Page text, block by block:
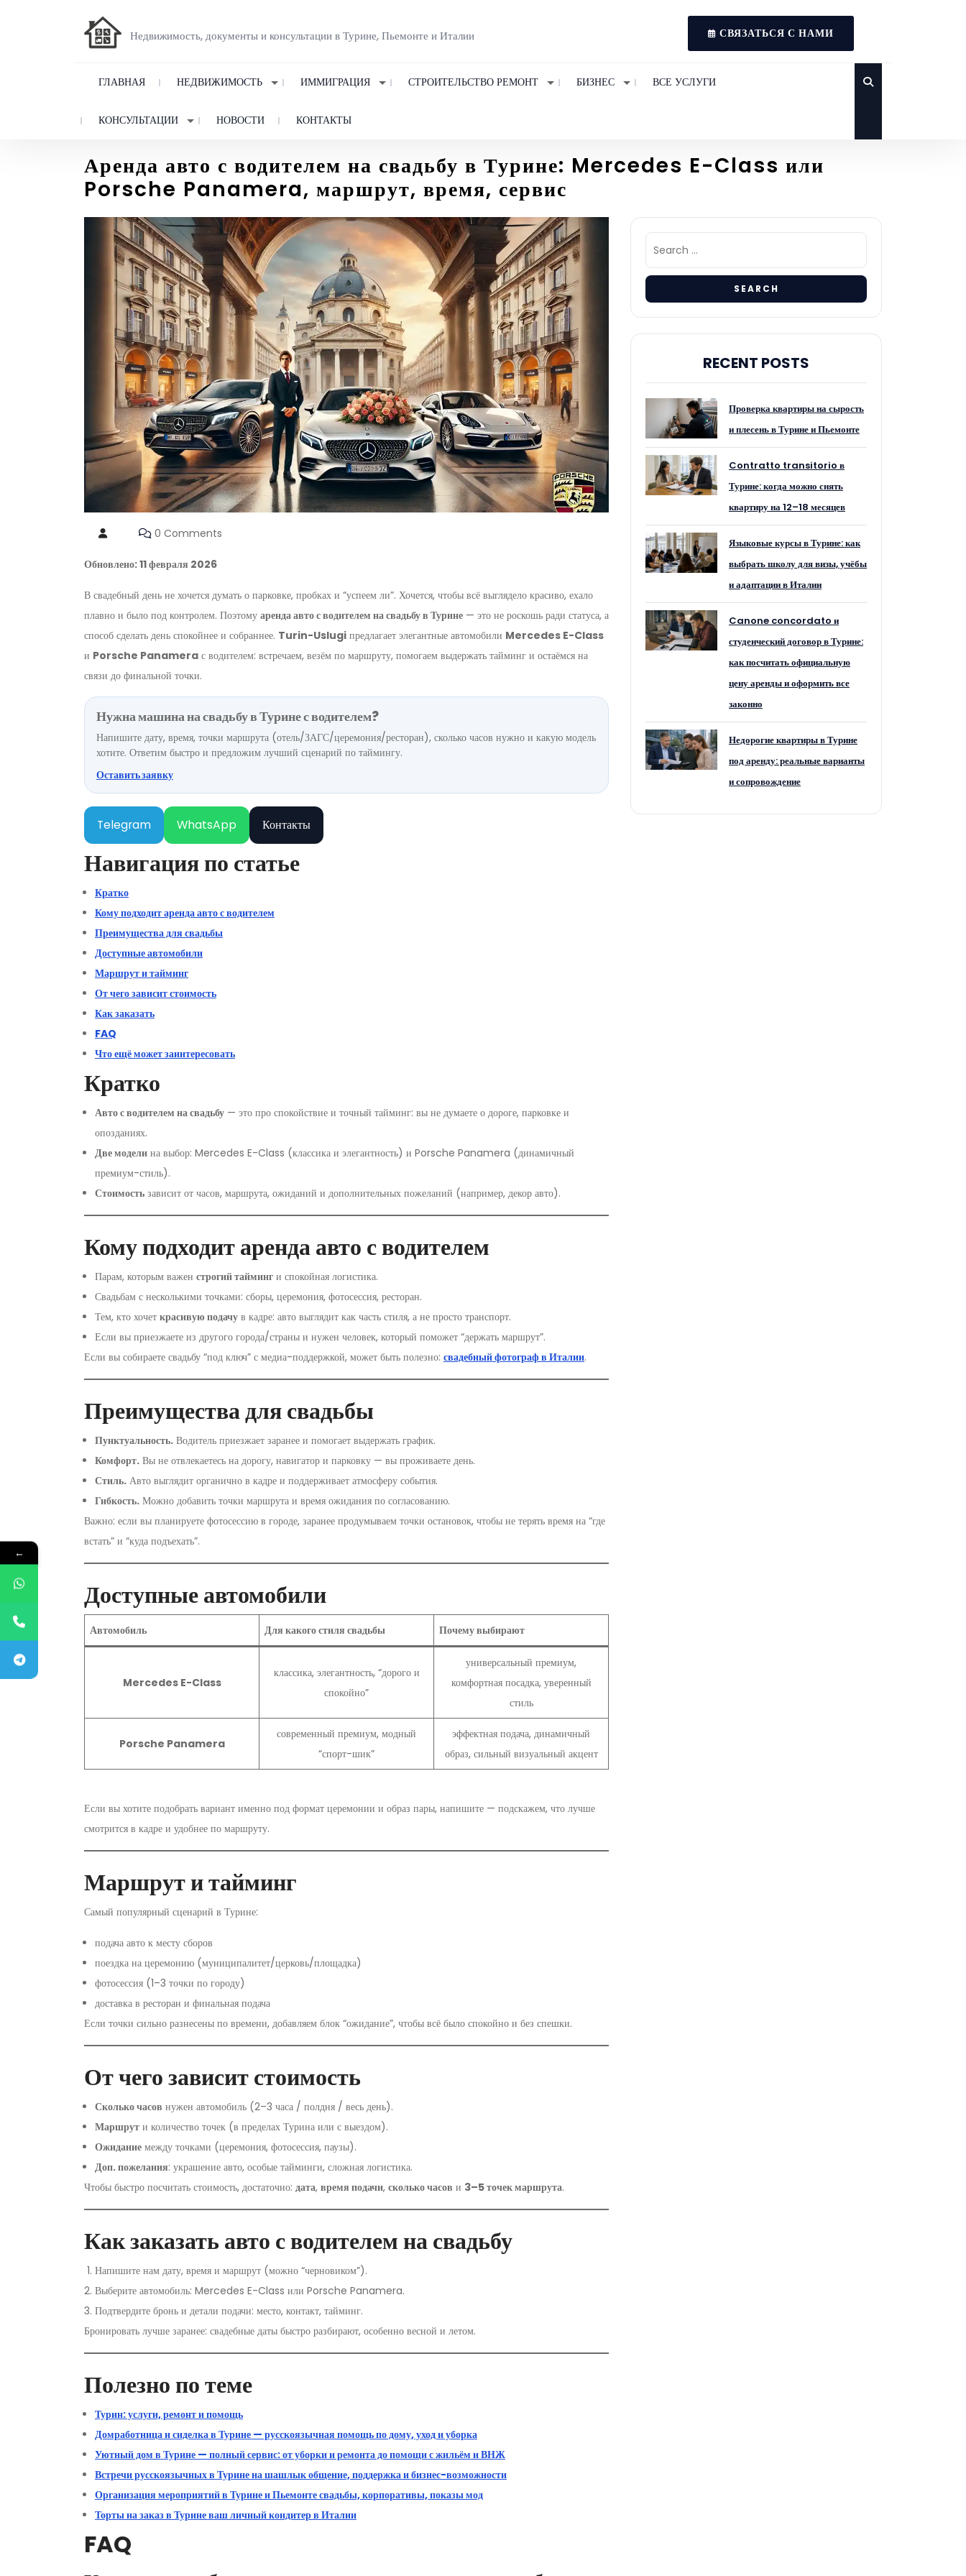
Недвижимость, документы и консультации в Турине, Пьемонте и Италии СВЯЗАТЬСЯ С НАМИ
ГЛАВНАЯ НЕДВИЖИМОСТЬ ИММИГРАЦИЯ СТРОИТЕЛЬСТВО РЕМОНТ БИЗНЕС ВСЕ УСЛУГИ
КОНСУЛЬТАЦИИ НОВОСТИ КОНТАКТЫ
Аренда авто с водителем на свадьбу в Турине: Mercedes E-Class или
Porsche Panamera, маршрут, время, сервис
0 Comments
Обновлено: 11 февраля 2026
В свадебный день не хочется думать о парковке, пробках и “успеем ли”. Хочется, чтобы всё выглядело красиво, ехало
плавно и было под контролем. Поэтому аренда авто с водителем на свадьбу в Турине — это не роскошь ради статуса, а
способ сделать день спокойнее и собраннее. Turin-Uslugi предлагает элегантные автомобили Mercedes E-Class
и Porsche Panamera с водителем: встречаем, везём по маршруту, помогаем выдержать тайминг и остаёмся на
связи до финальной точки.
Нужна машина на свадьбу в Турине с водителем?
Напишите дату, время, точки маршрута (отель/ЗАГС/церемония/ресторан), сколько часов нужно и какую модель
хотите. Ответим быстро и предложим лучший сценарий по таймингу.
Оставить заявку
Telegram WhatsApp Контакты
Навигация по статье
Кратко
Кому подходит аренда авто с водителем
Преимущества для свадьбы
Доступные автомобили
Маршрут и тайминг
От чего зависит стоимость
Как заказать
FAQ
Что ещё может заинтересовать
Кратко
Авто с водителем на свадьбу — это про спокойствие и точный тайминг: вы не думаете о дороге, парковке и
опозданиях.
Две модели на выбор: Mercedes E-Class (классика и элегантность) и Porsche Panamera (динамичный
премиум-стиль).
Стоимость зависит от часов, маршрута, ожиданий и дополнительных пожеланий (например, декор авто).
Кому подходит аренда авто с водителем
Парам, которым важен строгий тайминг и спокойная логистика.
Свадьбам с несколькими точками: сборы, церемония, фотосессия, ресторан.
Тем, кто хочет красивую подачу в кадре: авто выглядит как часть стиля, а не просто транспорт.
Если вы приезжаете из другого города/страны и нужен человек, который поможет “держать маршрут”.
Если вы собираете свадьбу “под ключ” с медиа-поддержкой, может быть полезно: свадебный фотограф в Италии.
Преимущества для свадьбы
Пунктуальность. Водитель приезжает заранее и помогает выдержать график.
Комфорт. Вы не отвлекаетесь на дорогу, навигатор и парковку — вы проживаете день.
Стиль. Авто выглядит органично в кадре и поддерживает атмосферу события.
Гибкость. Можно добавить точки маршрута и время ожидания по согласованию.
Важно: если вы планируете фотосессию в городе, заранее продумываем точки остановок, чтобы не терять время на “где
встать” и “куда подъехать”.
Доступные автомобили
Автомобиль Для какого стиля свадьбы Почему выбирают
Mercedes E-Class
классика, элегантность, “дорого и
спокойно”
универсальный премиум,
комфортная посадка, уверенный
стиль
Porsche Panamera
современный премиум, модный
“спорт-шик”
эффектная подача, динамичный
образ, сильный визуальный акцент
Если вы хотите подобрать вариант именно под формат церемонии и образ пары, напишите — подскажем, что лучше
смотрится в кадре и удобнее по маршруту.
Маршрут и тайминг
Самый популярный сценарий в Турине:
подача авто к месту сборов
поездка на церемонию (муниципалитет/церковь/площадка)
фотосессия (1–3 точки по городу)
доставка в ресторан и финальная подача
Если точки сильно разнесены по времени, добавляем блок “ожидание”, чтобы всё было спокойно и без спешки.
От чего зависит стоимость
Сколько часов нужен автомобиль (2–3 часа / полдня / весь день).
Маршрут и количество точек (в пределах Турина или с выездом).
Ожидание между точками (церемония, фотосессия, паузы).
Доп. пожелания: украшение авто, особые тайминги, сложная логистика.
Чтобы быстро посчитать стоимость, достаточно: дата, время подачи, сколько часов и 3–5 точек маршрута.
Как заказать авто с водителем на свадьбу
Напишите нам дату, время и маршрут (можно “черновиком”).
Выберите автомобиль: Mercedes E-Class или Porsche Panamera.
Подтвердите бронь и детали подачи: место, контакт, тайминг.
Бронировать лучше заранее: свадебные даты быстро разбирают, особенно весной и летом.
Полезно по теме
Турин: услуги, ремонт и помощь
Домработница и сиделка в Турине — русскоязычная помощь по дому, уход и уборка
Уютный дом в Турине — полный сервис: от уборки и ремонта до помощи с жильём и ВНЖ
Встречи русскоязычных в Турине на шашлык общение, поддержка и бизнес-возможности
Организация мероприятий в Турине и Пьемонте свадьбы, корпоративы, показы мод
Торты на заказ в Турине ваш личный кондитер в Италии
FAQ
RECENT POSTS
Проверка квартиры на сырость
и плесень в Турине и Пьемонте
Contratto transitorio в
Турине: когда можно снять
квартиру на 12–18 месяцев
Языковые курсы в Турине: как
выбрать школу для визы, учёбы
и адаптации в Италии
Canone concordato и
студенческий договор в Турине:
как посчитать официальную
цену аренды и оформить все
законно
Недорогие квартиры в Турине
под аренду: реальные варианты
и сопровождение
←